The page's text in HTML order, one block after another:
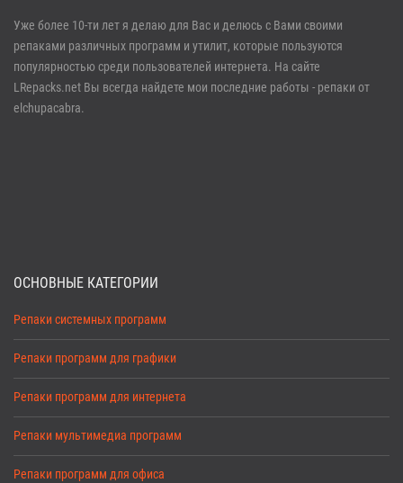
Войти
Регистрация
Забыли пароль?
Уже более 10-ти лет я делаю для Вас и делюсь с Вами своими
репаками различных программ и утилит, которые пользуются
популярностью среди пользователей интернета. На сайте
LRepacks.net Вы всегда найдете мои последние работы - репаки от
elchupacabra.
ОСНОВНЫЕ КАТЕГОРИИ
Репаки системных программ
Репаки программ для графики
Репаки программ для интернета
Репаки мультимедиа программ
Репаки программ для офиса